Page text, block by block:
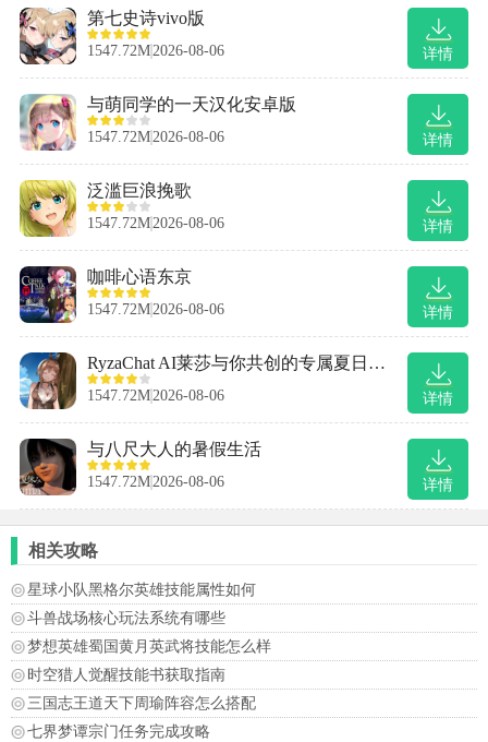
详情
第七史诗vivo版
1547.72M2026-08-06
详情
与萌同学的一天汉化安卓版
1547.72M2026-08-06
详情
泛滥巨浪挽歌
1547.72M2026-08-06
详情
咖啡心语东京
1547.72M2026-08-06
详情
RyzaChat AI莱莎与你共创的专属夏日梦物语
1547.72M2026-08-06
详情
与八尺大人的暑假生活
1547.72M2026-08-06
相关攻略
星球小队黑格尔英雄技能属性如何
斗兽战场核心玩法系统有哪些
梦想英雄蜀国黄月英武将技能怎么样
时空猎人觉醒技能书获取指南
三国志王道天下周瑜阵容怎么搭配
七界梦谭宗门任务完成攻略